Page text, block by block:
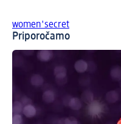
women'secret
Priporočamo